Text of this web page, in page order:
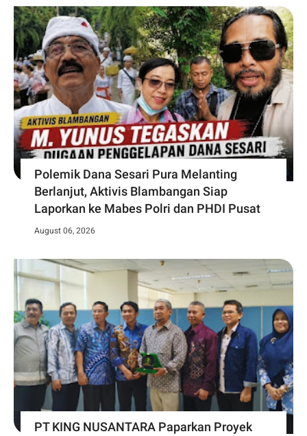
Polemik Dana Sesari Pura Melanting
Berlanjut, Aktivis Blambangan Siap
Laporkan ke Mabes Polri dan PHDI Pusat
August 06, 2026
PT KING NUSANTARA Paparkan Proyek